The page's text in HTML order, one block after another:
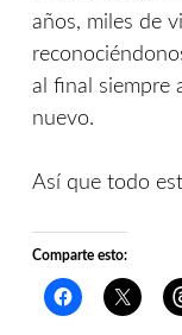
años, miles de
al final siempre
nuevo.
Así que todo
Comparte esto: